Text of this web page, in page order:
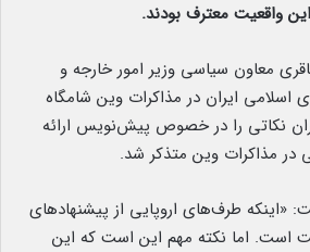
واقعیت معترف بودند.
معاون سیاسی وزیر امور خارجه و
اسلامی ایران در مذاکرات وین شامگاه
نکاتی را در خصوص پیش‌نویس ارائه
در مذاکرات وین متذکر شد.
«اینکه طرف‌های اروپایی از پیشنهادهای
است. اما نکته مهم این است که این